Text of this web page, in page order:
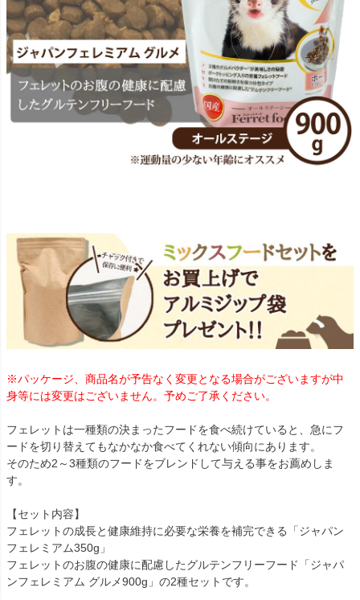
※パッケージ、商品名が予告なく変更となる場合がございますが中
身等には変更はございません。予めご了承ください。
フェレットは一種類の決まったフードを食べ続けていると、急にフ
ードを切り替えてもなかなか食べてくれない傾向にあります。
そのため2～3種類のフードをブレンドして与える事をお薦めしま
す。
【セット内容】
フェレットの成長と健康維持に必要な栄養を補完できる「ジャパン
フェレミアム350g」
フェレットのお腹の健康に配慮したグルテンフリーフード「ジャパ
ンフェレミアム グルメ900g」の2種セットです。